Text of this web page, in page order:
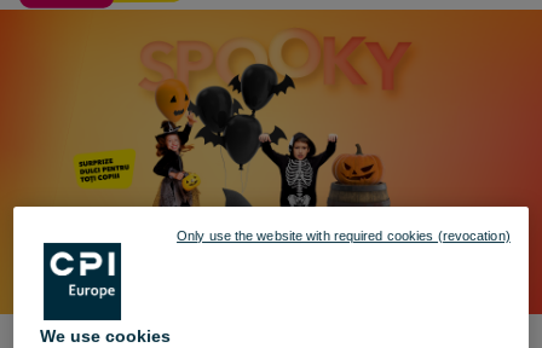
We use cookies
Only use the website with required cookies (revocation)